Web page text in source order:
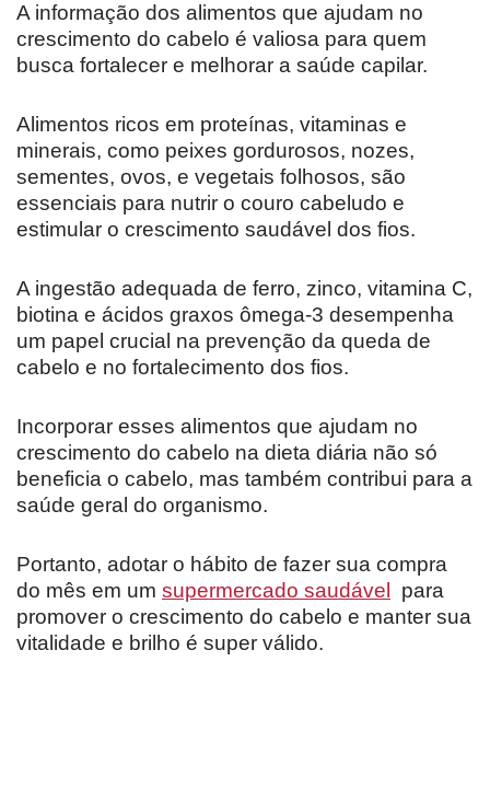
A informação dos alimentos que ajudam no
crescimento do cabelo é valiosa para quem
busca fortalecer e melhorar a saúde capilar.
Alimentos ricos em proteínas, vitaminas e
minerais, como peixes gordurosos, nozes,
sementes, ovos, e vegetais folhosos, são
essenciais para nutrir o couro cabeludo e
estimular o crescimento saudável dos fios.
A ingestão adequada de ferro, zinco, vitamina C,
biotina e ácidos graxos ômega-3 desempenha
um papel crucial na prevenção da queda de
cabelo e no fortalecimento dos fios.
Incorporar esses alimentos que ajudam no
crescimento do cabelo na dieta diária não só
beneficia o cabelo, mas também contribui para a
saúde geral do organismo.
Portanto, adotar o hábito de fazer sua compra
do mês em um supermercado saudável
para
promover o crescimento do cabelo e manter sua
vitalidade e brilho é super válido.